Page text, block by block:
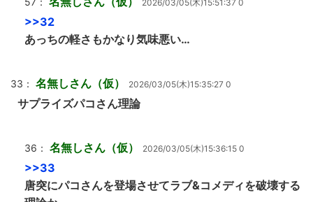
2026/03/05(木)15:51:37 0
>>32
あっちの軽さもかなり気味悪い…
33： 名無しさん（仮） 2026/03/05(木)15:35:27 0
サプライズパコさん理論
36： 名無しさん（仮） 2026/03/05(木)15:36:15 0
>>33
唐突にパコさんを登場させてラブ&コメディを破壊する